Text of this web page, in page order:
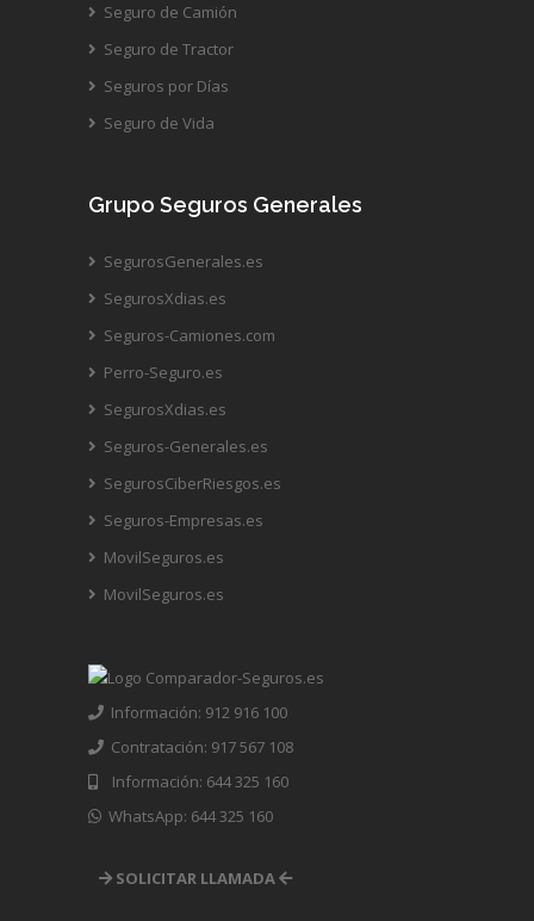
Seguro de Camión
Seguro de Tractor
Seguros por Días
Seguro de Vida
Grupo Seguros Generales
SegurosGenerales.es
SegurosXdias.es
Seguros-Camiones.com
Perro-Seguro.es
SegurosXdias.es
Seguros-Generales.es
SegurosCiberRiesgos.es
Seguros-Empresas.es
MovilSeguros.es
MovilSeguros.es
Información: 912 916 100
Contratación: 917 567 108
Información: 644 325 160
WhatsApp: 644 325 160
SOLICITAR LLAMADA